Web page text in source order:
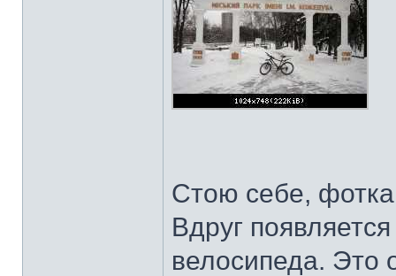
Стою себе,
Вдруг
велосипеда. Это